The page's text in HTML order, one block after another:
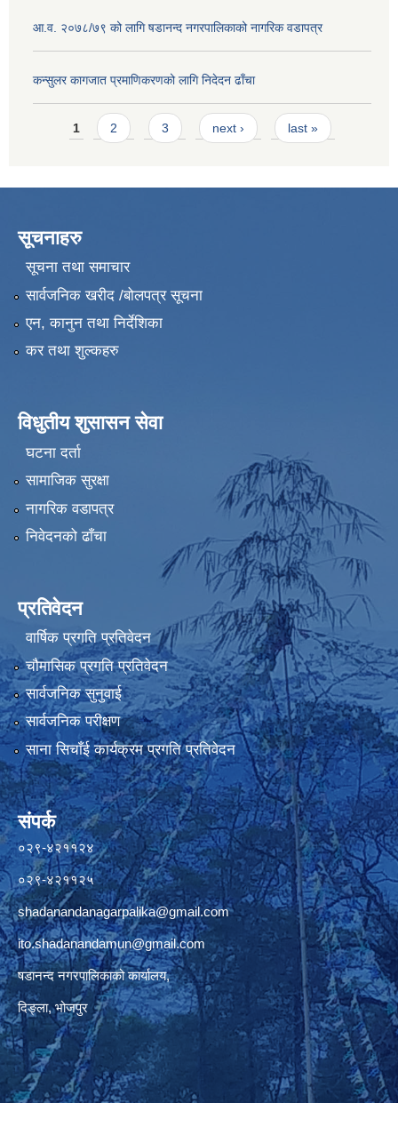
आ.व. २०७८/७९ को लागि षडानन्द नगरपालिकाको नागरिक वडापत्र
कन्सुलर कागजात प्रमाणिकरणको लागि निदेदन ढाँचा
Pages
1 2 3 next › last »
सूचनाहरु
सूचना तथा समाचार
सार्वजनिक खरीद /बोलपत्र सूचना
एन, कानुन तथा निर्देशिका
कर तथा शुल्कहरु
विधुतीय शुसासन सेवा
घटना दर्ता
सामाजिक सुरक्षा
नागरिक वडापत्र
निवेदनको ढाँचा
प्रतिवेदन
वार्षिक प्रगति प्रतिवेदन
चौमासिक प्रगति प्रतिवेदन
सार्वजनिक सुनुवाई
सार्वजनिक परीक्षण
साना सिचाँई कार्यक्रम प्रगति प्रतिवेदन
संपर्क
०२९-४२११२४
०२९-४२११२५
shadanandanagarpalika@gmail.com
ito.shadanandamun@gmail.com
षडानन्द नगरपालिकाको कार्यालय,
दिङ्ला, भोजपुर